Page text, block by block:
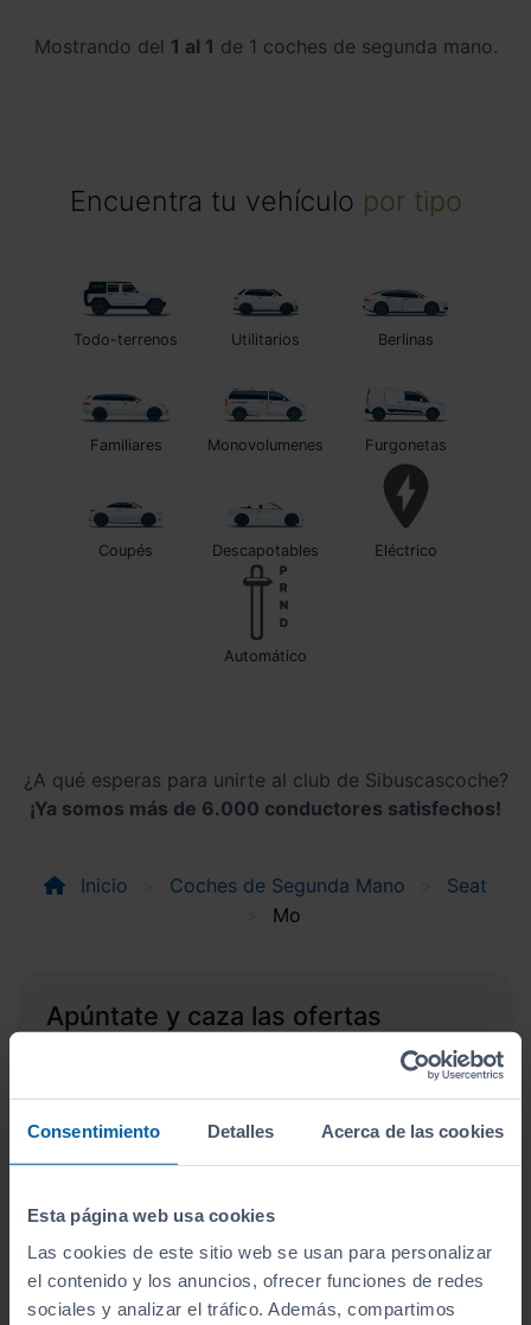
Consentimiento Detalles Acerca de las cookies
Esta página web usa cookies
Las cookies de este sitio web se usan para personalizar
el contenido y los anuncios, ofrecer funciones de redes
sociales y analizar el tráfico. Además, compartimos
Mostrando del 1 al 1 de 1 coches de segunda mano.
Encuentra tu vehículo por tipo
Todo-terrenos Utilitarios Berlinas
Familiares Monovolumenes Furgonetas
Coupés Descapotables Eléctrico
automático
¿A qué esperas para unirte al club de Sibuscascoche?
¡Ya somos más de 6.000 conductores satisfechos!
Inicio Coches de Segunda Mano
Seat
Mo
Apúntate y caza las ofertas
Apúntate a nuestro boletín y serás el primero en
Correo electrónico
Acepto lapolítica de privacidad.
Acepto recibir información